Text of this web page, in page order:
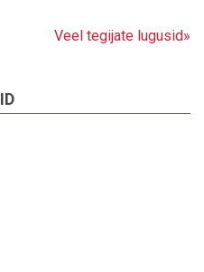
Veel tegijate lugusid»